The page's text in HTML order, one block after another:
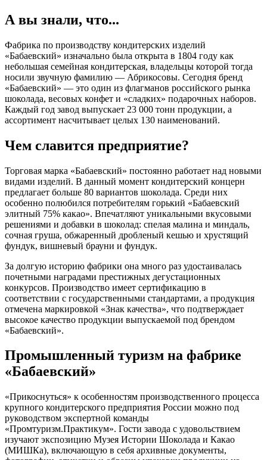
А вы знали, что...
Фабрика по производству кондитерских изделий
«Бабаевский» изначально была открыта в 1804 году как
небольшая семейная кондитерская, владельцы которой тогда
носили звучную фамилию — Абрикосовы. Сегодня бренд
«Бабаевский» — это один из флагманов российского рынка
шоколада, весовых конфет и «сладких» подарочных наборов.
Каждый год завод выпускает 23 000 тонн продукции, а
ассортимент насчитывает целых 130 наименований.
Чем славится предприятие?
Торговая марка «Бабаевский» постоянно работает над новыми
видами изделий. В данный момент кондитерский концерн
предлагает больше 80 вариантов шоколада. Среди них
особенно полюбился потребителям горький «Бабаевский
элитный 75% какао». Впечатляют уникальными вкусовыми
решениями и добавки в шоколад: спелая малина и миндаль,
сочная груша, обжаренный дробленый кешью и хрустящий
фундук, вишневый брауни и фундук.
За долгую историю фабрики она много раз удостаивалась
почетными наградами престижных дегустационных
конкурсов. Производство имеет сертификацию в
соответствии с государственными стандартами, а продукция
отмечена маркировкой «Знак качества», что подтверждает
высокое качество продукции выпускаемой под брендом
«Бабаевский».
Промышленный туризм на фабрике
«Бабаевский»
«Прикоснуться» к особенностям производственного процесса
крупного кондитерского предприятия России можно под
руководством экспертной команды
«Промтуризм.Практикум». Гости завода с удовольствием
изучают экспозицию Музея Истории Шоколада и Какао
(МИШКа), включающую в себя архивные документы,